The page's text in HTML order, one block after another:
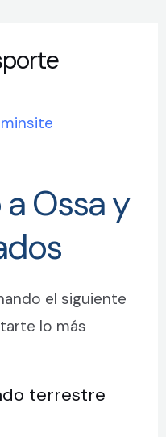
Ossa y
el siguiente
lo más
terrestre